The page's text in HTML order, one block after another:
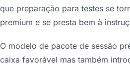
que preparação para testes se
premium e se presta bem à
O modelo de pacote de sessão
caixa favorável mas também